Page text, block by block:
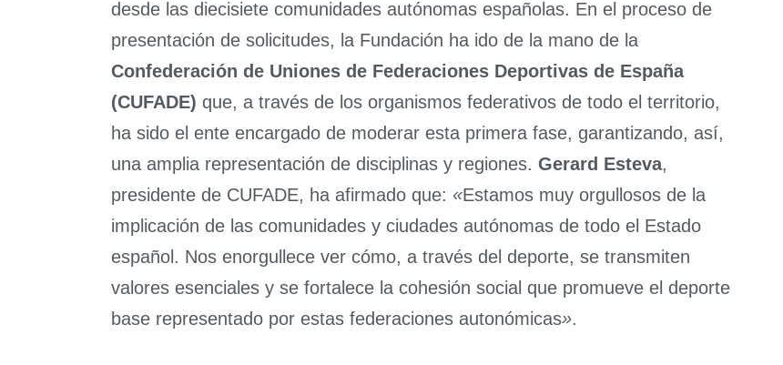
desde las diecisiete comunidades autónomas españolas. En el proceso de
presentación de solicitudes, la Fundación ha ido de la mano de la
Confederación de Uniones de Federaciones Deportivas de España
(CUFADE) que, a través de los organismos federativos de todo el territorio,
ha sido el ente encargado de moderar esta primera fase, garantizando, así,
una amplia representación de disciplinas y regiones. Gerard Esteva,
presidente de CUFADE, ha afirmado que: «Estamos muy orgullosos de la
implicación de las comunidades y ciudades autónomas de todo el Estado
español. Nos enorgullece ver cómo, a través del deporte, se transmiten
valores esenciales y se fortalece la cohesión social que promueve el deporte
base representado por estas federaciones autonómicas».